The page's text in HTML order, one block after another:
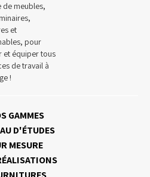
de meubles,
et
pour
et équiper tous
de travail à
!
GAMMES
D'ÉTUDES
MESURE